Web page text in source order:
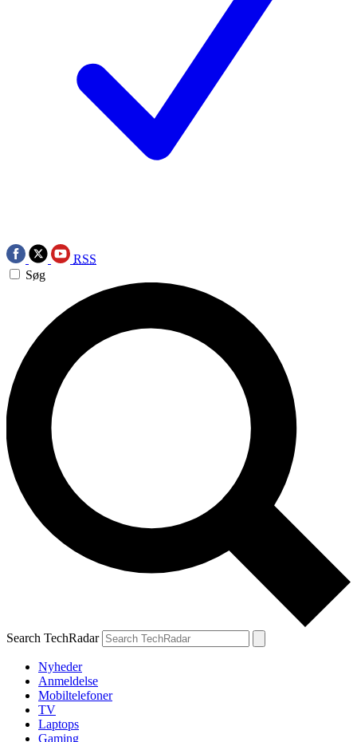
RSS
Søg
Search TechRadar
Nyheder
Anmeldelse
Mobiltelefoner
TV
Laptops
Gaming